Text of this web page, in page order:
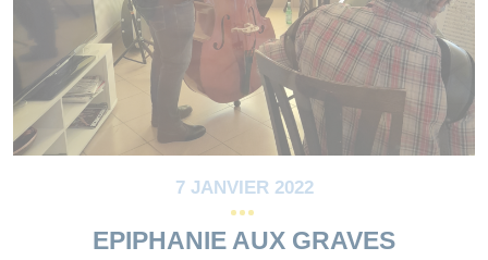
7 JANVIER 2022
EPIPHANIE AUX GRAVES